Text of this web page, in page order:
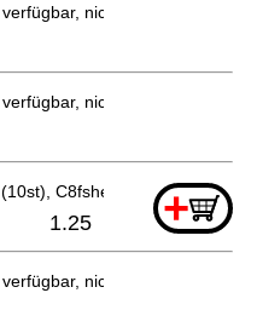
nicht bestellbar
nicht bestellbar
C8fshe, C8fse+
1.25
nicht bestellbar